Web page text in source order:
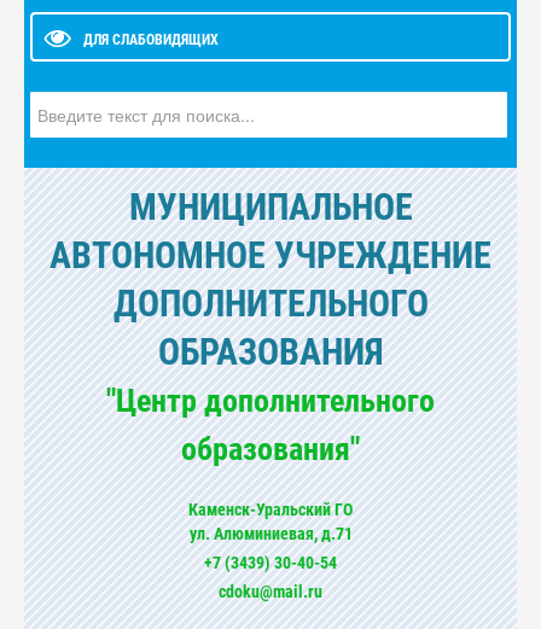
ДЛЯ СЛАБОВИДЯЩИХ
МУНИЦИПАЛЬНОЕ
АВТОНОМНОЕ УЧРЕЖДЕНИЕ
ДОПОЛНИТЕЛЬНОГО
ОБРАЗОВАНИЯ
"Центр дополнительного
образования"
Каменск-Уральский ГО
ул. Алюминиевая, д.71
+7 (3439) 30-40-54
cdoku@mail.ru